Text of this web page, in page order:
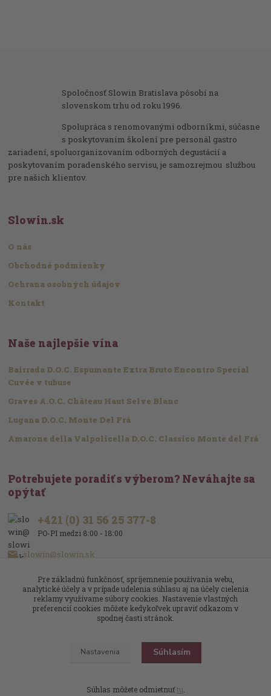
Spoločnosť Slowin Bratislava pôsobí na
slovenskom trhu od roku 1996.
Spolupráca s renomovanými odborníkmi, súčasne
s poskytovaním školení pre personál gastro
zariadení, spoluorganizovaním odborných degustácií a
poskytovaním poradenského servisu, je samozrejmou službou
pre našich klientov.
Slowin.sk
O nás
Obchodné podmienky
Ochrana osobných údajov
Kontakt
Naše najlepšie vína
Bairrada D.O.C. Espumante Extra Bruto Encontro Special
Cuvée v tubuse
Graves A.O.C. Château Haut Selve Blanc
Lugana D.O.C. Monte Del Frá
Amarone della Valpolicella D.O.C. Classico Monte del Frá
Potrebujete poradiť s výberom? Neváhajte sa
opýtať
+421 (0) 31 56 25 377-8
PO-PI medzi 8:00 - 18:00
slowin@slowin.sk
Dizajn
: Poradnyweb.cz
Pre základnú funkčnosť, spríjemnenie používania webu,
analytické účely a v prípade udelenia súhlasu aj na účely cielenia
reklamy využívame súbory cookies. Nastavenie vlastných
preferencií cookies môžete kedykoľvek upraviť odkazom v
spodnej časti stránok.
Nastavenia Súhlasím
Súhlas môžete odmietnuťtu